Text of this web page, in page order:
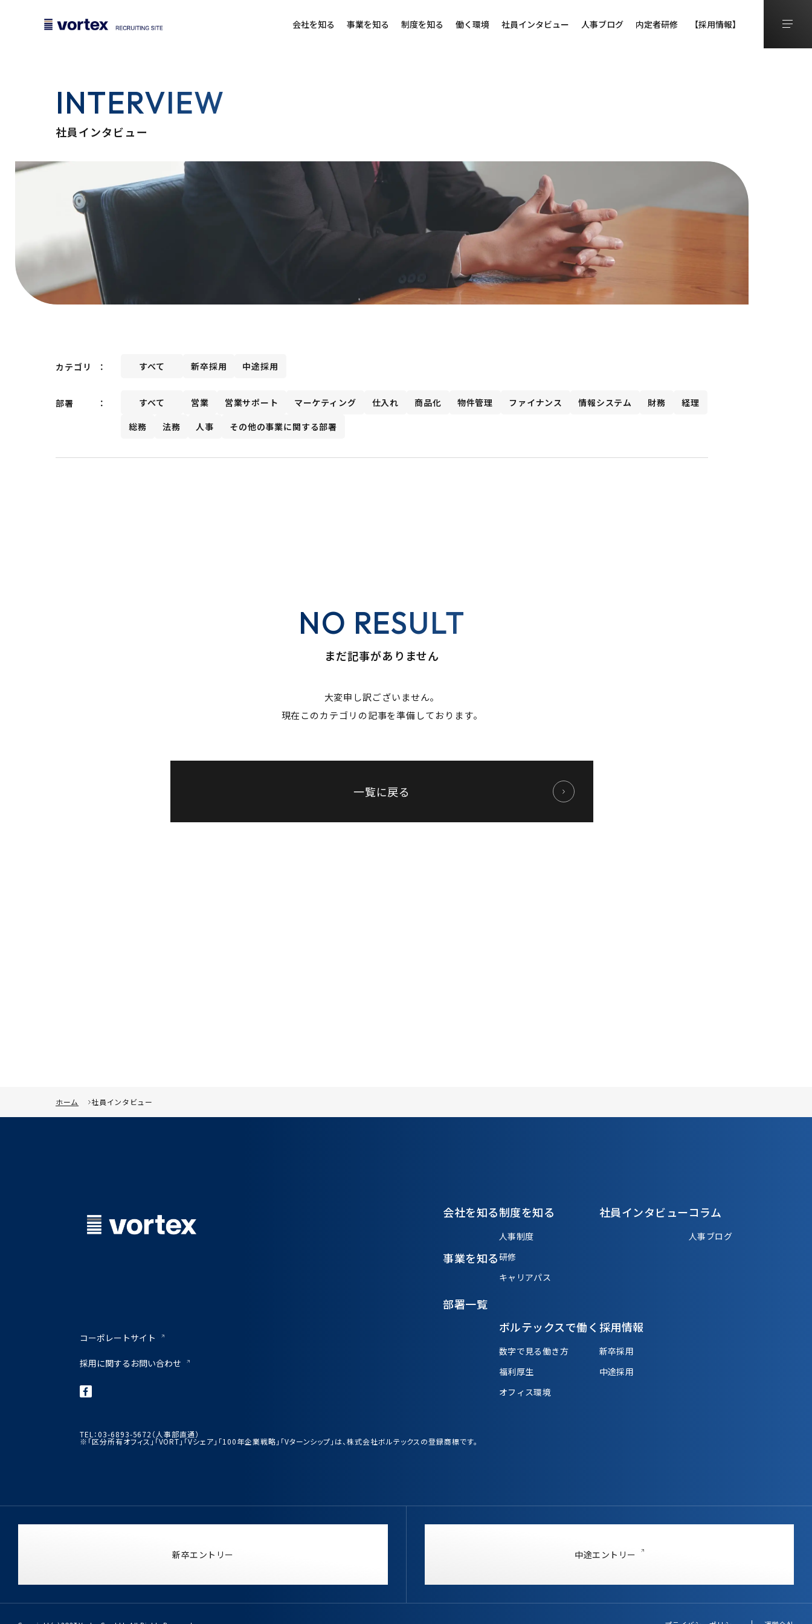
会社を知る 事業を知る 制度を知る 働く環境 社員インタビュー 人事ブログ 内定者研修 【採用情報】
INTERVIEW
社員インタビュー
カテゴリ すべて 新卒採用 中途採用
部署 すべて 営業 営業サポート マーケティング 仕入れ 商品化 物件管理 ファイナンス 情報システム 財務
経理
総務
法務 人事 その他の事業に関する部署
NO RESULT
まだ記事がありません
大変申し訳ございません。
現在このカテゴリの記事を準備しております。
一覧に戻る
ホーム 社員インタビュー
コーポレートサイト
採用に関するお問い合わせ
会社を知る
事業を知る
部署一覧
制度を知る
人事制度
研修
キャリアパス
ボルテックスで働く
数字で見る働き方
福利厚生
オフィス環境
社員インタビュー
採用情報
新卒採用
中途採用
コラム
人事ブログ
TEL：03-6893-5672（人事部直通）
※「区分所有オフィス」「VORT」「Vシェア」「100年企業戦略」「Vターンシップ」は、株式会社ボルテックスの登録商標です。
新卒エントリー 中途エントリー